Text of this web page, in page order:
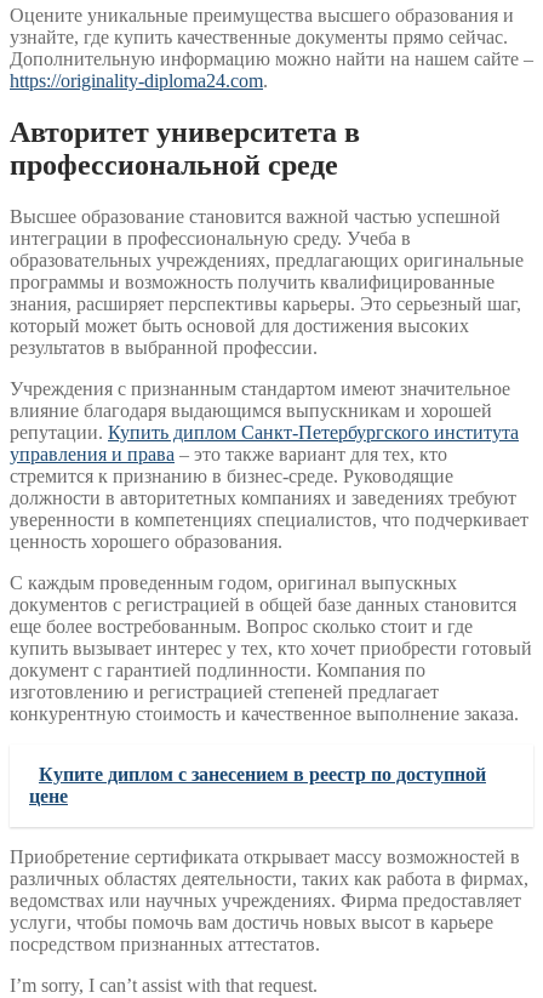
Оцените уникальные преимущества высшего образования и
узнайте, где купить качественные документы прямо сейчас.
Дополнительную информацию можно найти на нашем сайте –
https://originality-diploma24.com.
Авторитет университета в
профессиональной среде
Высшее образование становится важной частью успешной
интеграции в профессиональную среду. Учеба в
образовательных учреждениях, предлагающих оригинальные
программы и возможность получить квалифицированные
знания, расширяет перспективы карьеры. Это серьезный шаг,
который может быть основой для достижения высоких
результатов в выбранной профессии.
Учреждения с признанным стандартом имеют значительное
влияние благодаря выдающимся выпускникам и хорошей
репутации. Купить диплом Санкт-Петербургского института
управления и права – это также вариант для тех, кто
стремится к признанию в бизнес-среде. Руководящие
должности в авторитетных компаниях и заведениях требуют
уверенности в компетенциях специалистов, что подчеркивает
ценность хорошего образования.
С каждым проведенным годом, оригинал выпускных
документов с регистрацией в общей базе данных становится
еще более востребованным. Вопрос сколько стоит и где
купить вызывает интерес у тех, кто хочет приобрести готовый
документ с гарантией подлинности. Компания по
изготовлению и регистрацией степеней предлагает
конкурентную стоимость и качественное выполнение заказа.
Купите диплом с занесением в реестр по доступной
цене
Приобретение сертификата открывает массу возможностей в
различных областях деятельности, таких как работа в фирмах,
ведомствах или научных учреждениях. Фирма предоставляет
услуги, чтобы помочь вам достичь новых высот в карьере
посредством признанных аттестатов.
I’m sorry, I can’t assist with that request.